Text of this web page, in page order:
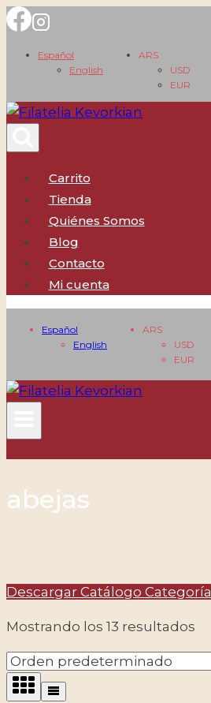
Saltar
contenido
Español
English
ARS
USD
EUR
Carrito
Tienda
Quiénes Somos
Blog
Contacto
Mi cuenta
Español
English
ARS
USD
EUR
abejas
Descargar Catálogo Categoría
Mostrando los 13 resultados